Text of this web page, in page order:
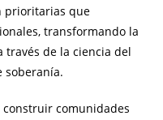
prioritarias que
transformando la
través de la ciencia del
soberanía.
construir comunidades